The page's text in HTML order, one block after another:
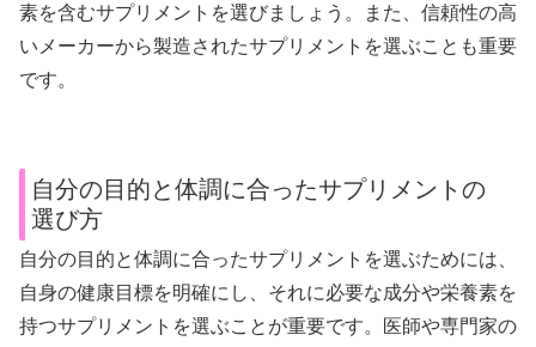
素を含むサプリメントを選びましょう。また、信頼性の高
いメーカーから製造されたサプリメントを選ぶことも重要
です。
自分の目的と体調に合ったサプリメントの
選び方
自分の目的と体調に合ったサプリメントを選ぶためには、
自身の健康目標を明確にし、それに必要な成分や栄養素を
持つサプリメントを選ぶことが重要です。医師や専門家の